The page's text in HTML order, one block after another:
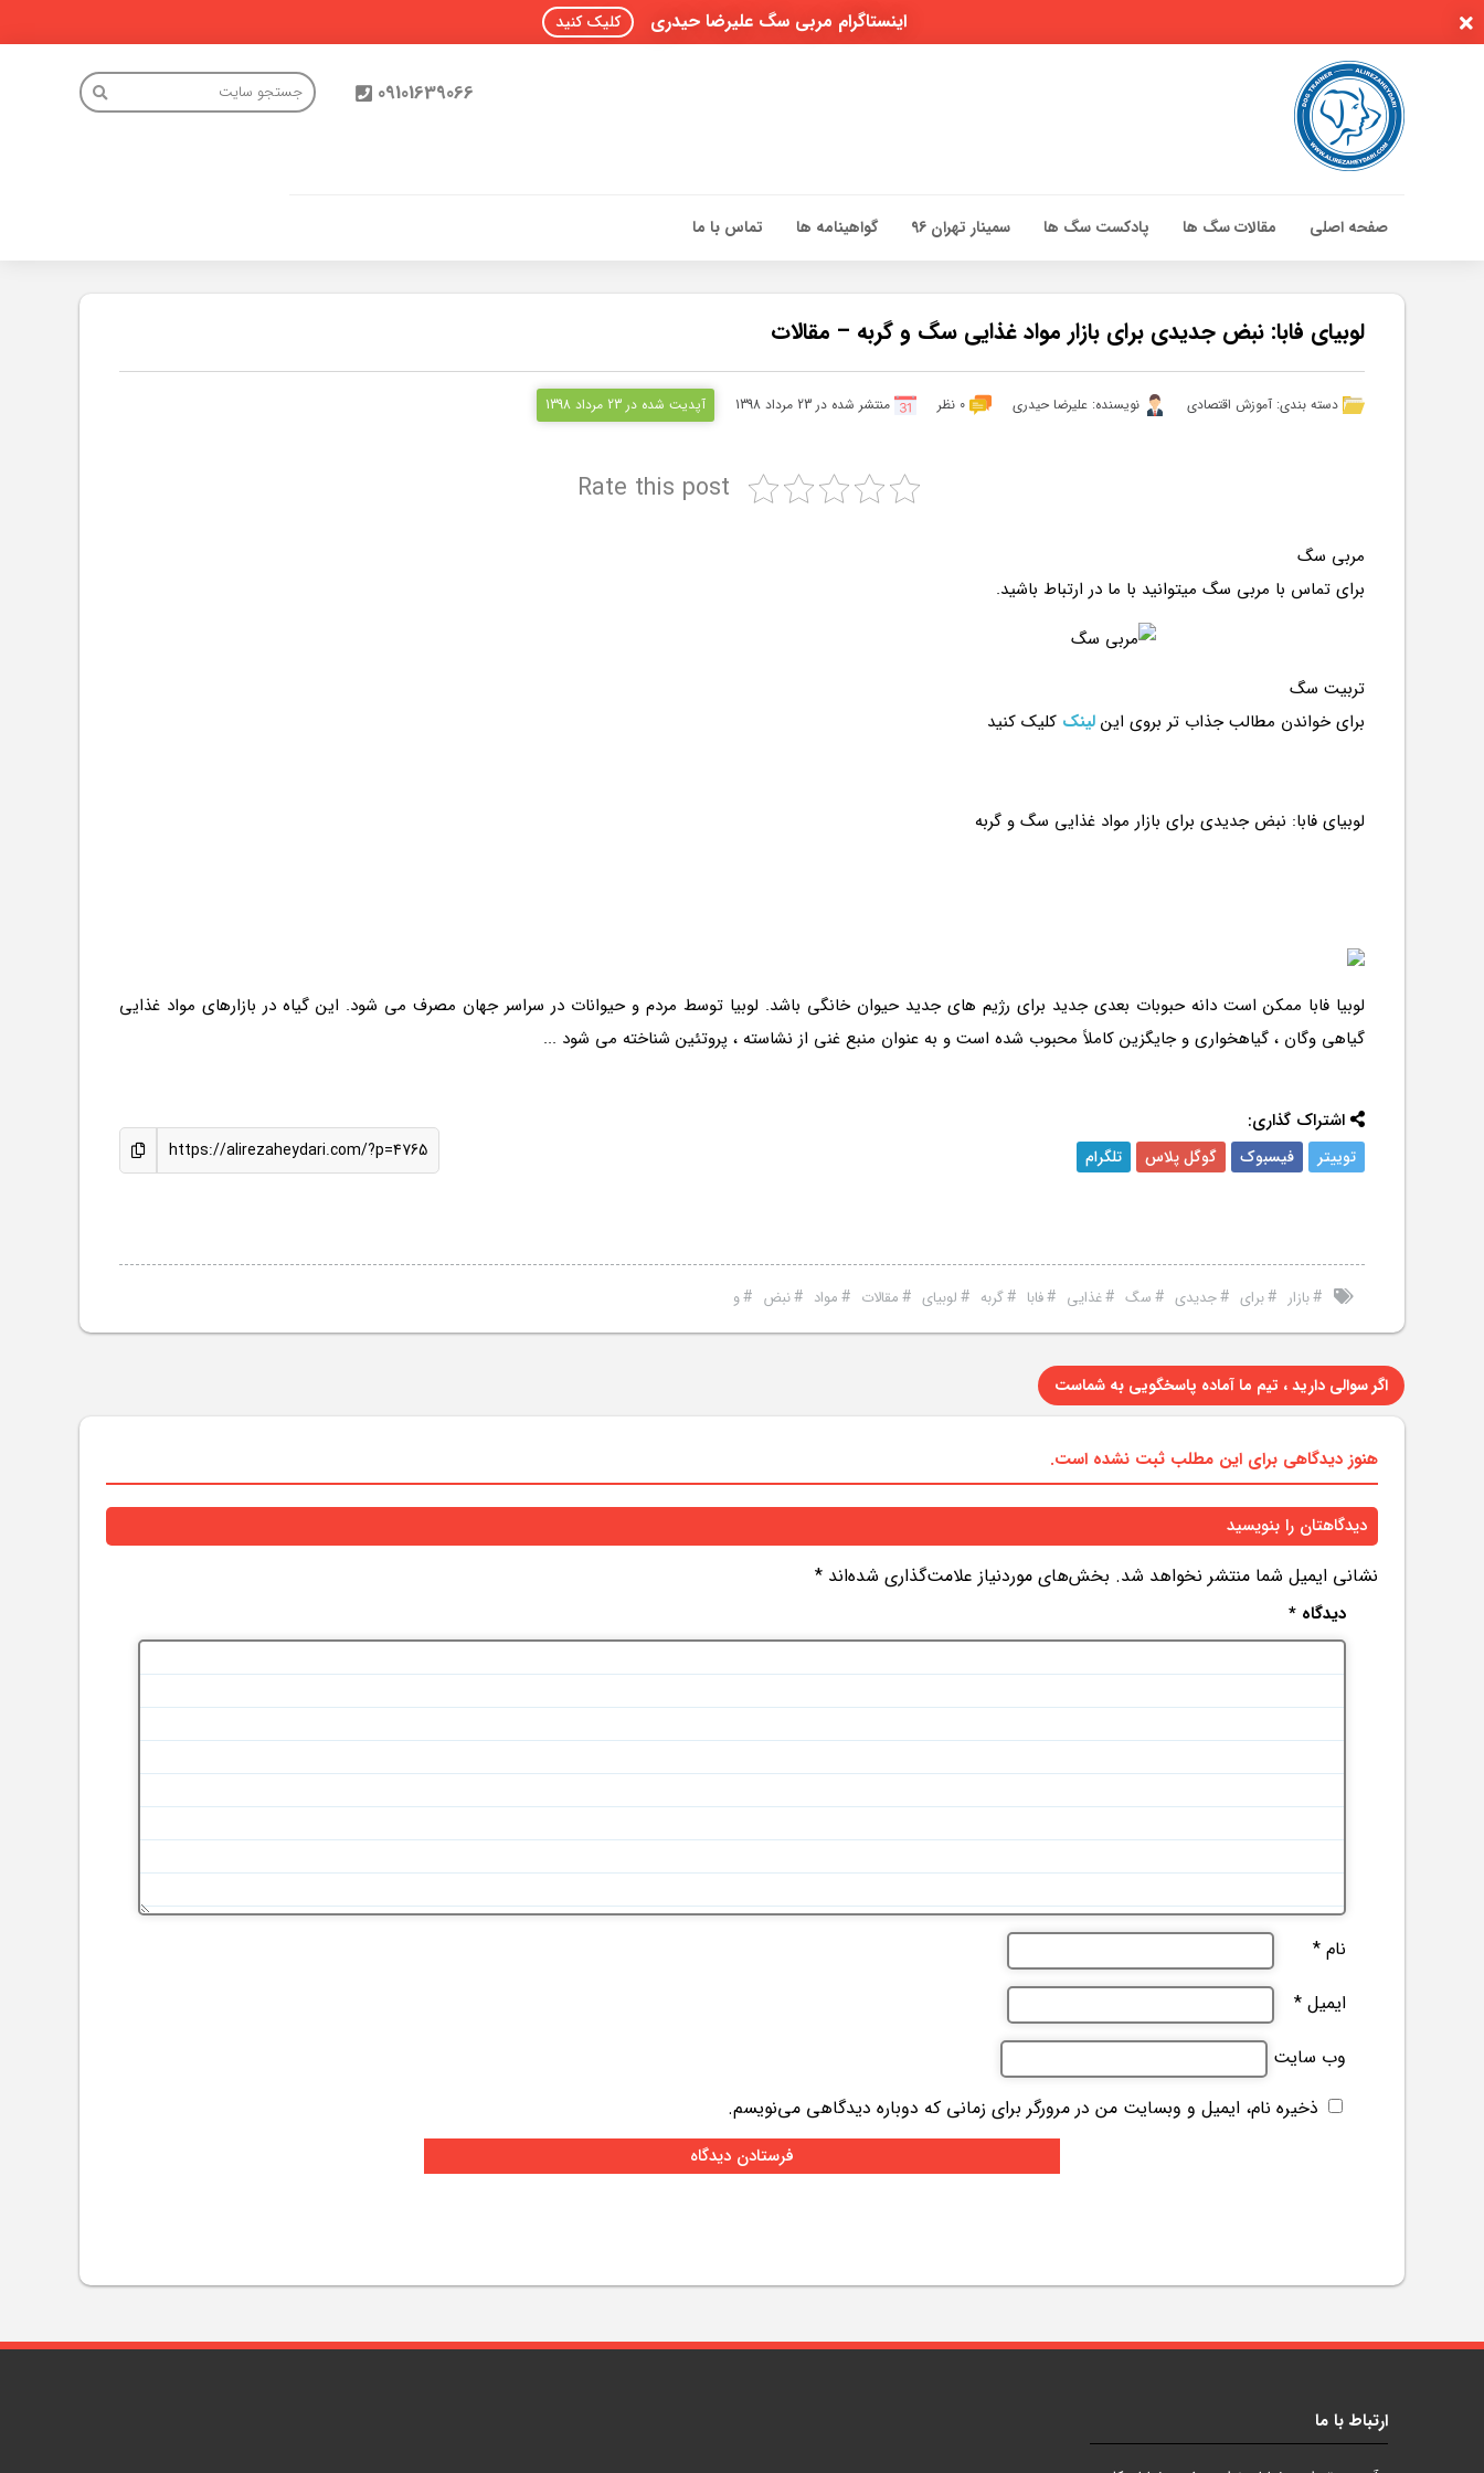
اینستاگرام مربی سگ علیرضا حیدری کلیک کنید
09101639066
صفحه اصلی مقالات سگ ها پادکست سگ ها سمینار تهران 96 گواهینامه ها تماس با ما
مقالات سگ ها
پادکست سگ هالوبیای فابا: نبض جدیدی برای بازار مواد غذایی سگ و گربه – مقالات
دسته بندی: آموزش اقتصادی نویسنده: علیرضا حیدری 0 نظر منتشر شده در 23 مرداد 1398 آپدیت شده در 23 مرداد 1398
Rate this post
مربی سگ
برای تماس با مربی سگ میتوانید با ما در ارتباط باشید.
تربیت سگ
برای خواندن مطالب جذاب تر بروی این لینک کلیک کنید
لوبیا فابا ممکن است دانه حبوبات بعدی جدید برای رژیم های جدید حیوان خانگی باشد. لوبیا توسط مردم و حیوانات در سراسر جهان مصرف می شود. این گیاه در بازارهای مواد غذایی
گیاهی وگان ، گیاهخواری و جایگزین کاملاً محبوب شده است و به عنوان منبع غنی از نشاسته ، پروتئین شناخته می شود ...
اشتراک گذاری:
توییتر فیسبوک گوگل پلاس تلگرام https://alirezaheydari.com/?p=4765
#بازار #برای #جدیدی #سگ #غذایی #فابا #گربه #لوبیای #مقالات #مواد #نبض #و
اگر سوالی دارید ، تیم ما آماده پاسخگویی به شماست
هنوز دیدگاهی برای این مطلب ثبت نشده است.
دیدگاهتان را بنویسید
نشانی ایمیل شما منتشر نخواهد شد. بخش‌های موردنیاز علامت‌گذاری شده‌اند *
دیدگاه *
نام *
ایمیل *
وب‌ سایت
ذخیره نام، ایمیل و وبسایت من در مرورگر برای زمانی که دوباره دیدگاهی می‌نویسم.
ارتباط با ما